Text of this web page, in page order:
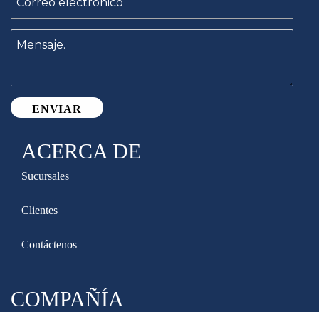
ACERCA DE
Sucursales
Clientes
Contáctenos
COMPAÑÍA